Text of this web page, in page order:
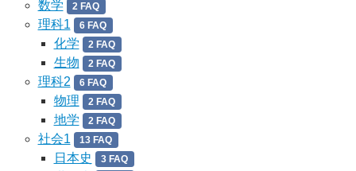
数学 2 FAQ
理科1 6 FAQ
化学 2 FAQ
生物 2 FAQ
理科2 6 FAQ
物理 2 FAQ
地学 2 FAQ
社会1 13 FAQ
日本史 3 FAQ